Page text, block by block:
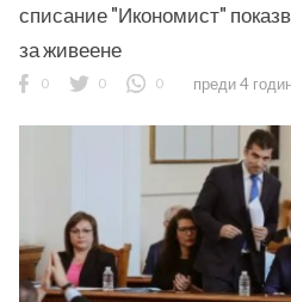
списание "Икономист"
за живеене
0 0 0 преди 4